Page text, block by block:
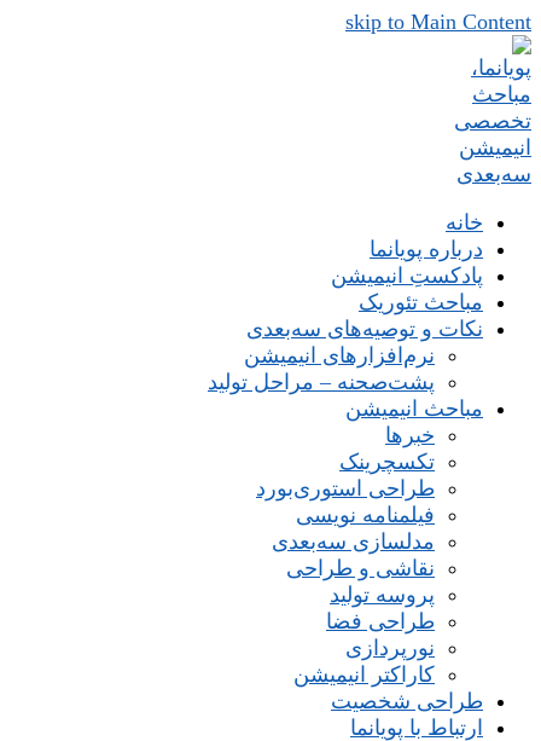
skip to Main Content
خانه
درباره پویانما
پادکستِ انیمیشن
مباحث تئوریک
نکات و توصیه‌های‌ سه‌بعدی
نرم‌افزارهای انیمیشن
پشت‌صحنه – مراحل تولید
مباحث انیمیشن
خبرها
تکسچرینک
طراحی استوری‌بورد
فیلمنامه نویسی
مدلسازی سه‌بعدی
نقاشی و طراحی
پروسه تولید
طراحی فضا
نورپردازی
کاراکتر انیمیشن
طراحی شخصیت
ارتباط با پویانما